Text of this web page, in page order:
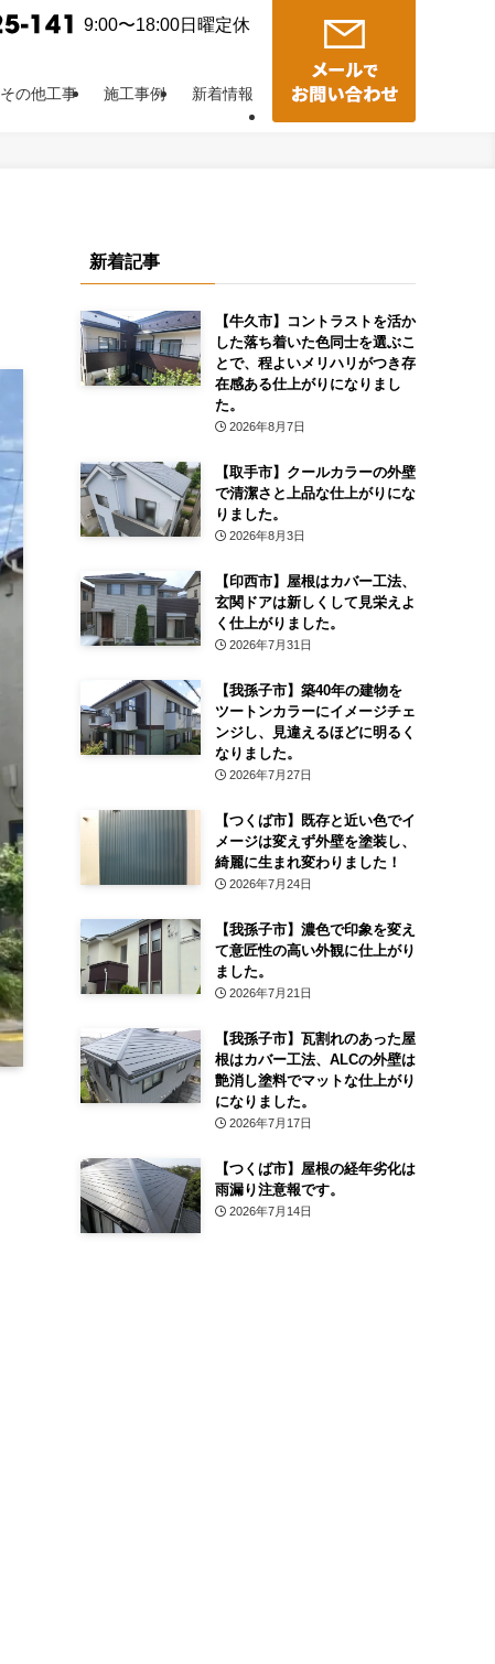
9:00〜18:00日曜定休
その他工事 施工事例 新着情報
新着記事
【牛久市】コントラストを活か
した落ち着いた色同士を選ぶこ
とで、程よいメリハリがつき存
在感ある仕上がりになりまし
た。
2026年8月7日
【取手市】クールカラーの外壁
で清潔さと上品な仕上がりにな
りました。
2026年8月3日
【印西市】屋根はカバー工法、
玄関ドアは新しくして見栄えよ
く仕上がりました。
2026年7月31日
【我孫子市】築40年の建物を
ツートンカラーにイメージチェ
ンジし、見違えるほどに明るく
なりました。
2026年7月27日
【つくば市】既存と近い色でイ
メージは変えず外壁を塗装し、
綺麗に生まれ変わりました！
2026年7月24日
【我孫子市】濃色で印象を変え
て意匠性の高い外観に仕上がり
ました。
2026年7月21日
【我孫子市】瓦割れのあった屋
根はカバー工法、ALCの外壁は
艶消し塗料でマットな仕上がり
になりました。
2026年7月17日
【つくば市】屋根の経年劣化は
雨漏り注意報です。
2026年7月14日